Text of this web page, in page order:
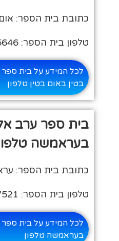
כתובת בית הספר: אום
טלפון בית הספר: 08-9575646
לכל המידע על בית ספר
בטין באום בטין טלפון
בית ספר ערב
בעראמשה טלפון
כתובת בית הספר:
טלפון בית הספר: 04-9807521
לכל המידע על בית
בעראמשה טלפון